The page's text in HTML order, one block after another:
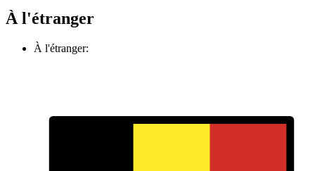
À l'étranger
À l'étranger: